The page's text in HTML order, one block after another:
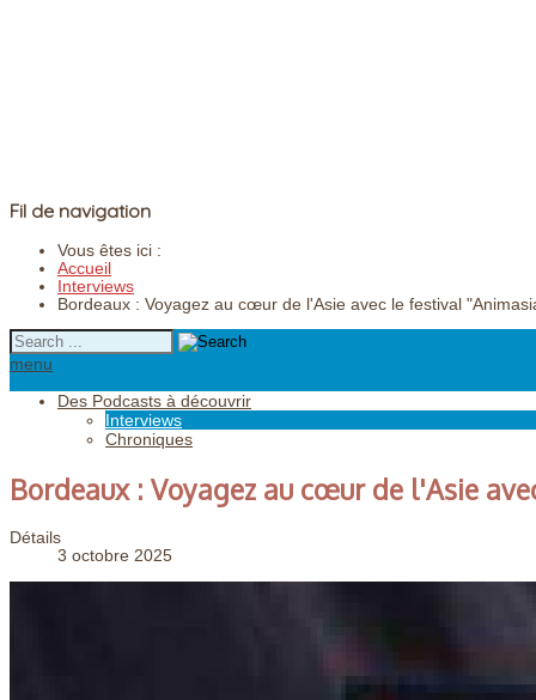
Fil de navigation
Vous êtes ici :
Accueil
Interviews
Bordeaux : Voyagez au cœur de l'Asie avec le festival
menu
Des Podcasts à découvrir
Interviews
Chroniques
Bordeaux : Voyagez au cœur de l'Asie
Détails
3 octobre 2025